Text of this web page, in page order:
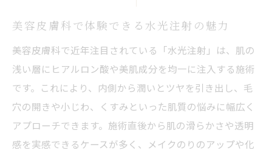
美容皮膚科で体験できる水光注射の魅力
美容皮膚科で近年注目されている「水光注射」は、肌の
浅い層にヒアルロン酸や美肌成分を均一に注入する施術
です。これにより、内側から潤いとツヤを引き出し、毛
穴の開きや小じわ、くすみといった肌質の悩みに幅広く
アプローチできます。施術直後から肌の滑らかさや透明
感を実感できるケースが多く、メイクのりのアップや化